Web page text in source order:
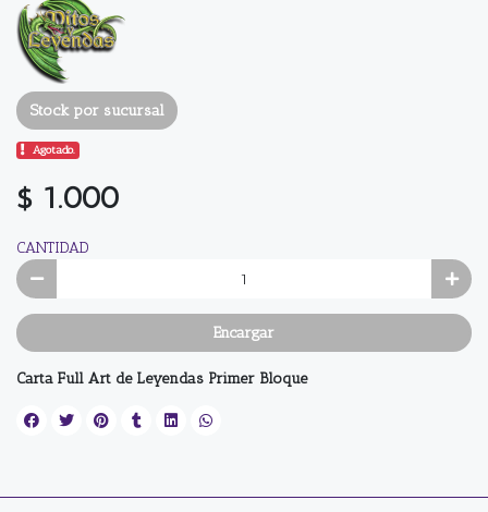
Stock por sucursal
Agotado.
$ 1.000
CANTIDAD
Encargar
Carta Full Art de Leyendas Primer Bloque